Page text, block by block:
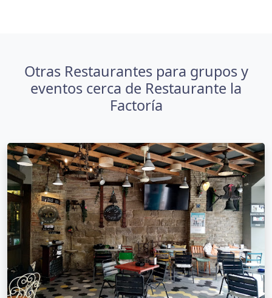
Otras Restaurantes para grupos y
eventos cerca de Restaurante la
Factoría